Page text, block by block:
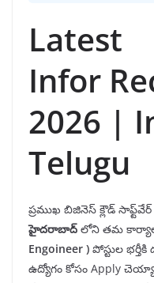
Latest
Infor
2026 |
Telugu
ప్రముఖ బిజినెస్ క్లౌడ్
హైదరాబాద్ లోని తమ
Engoineer ) పోస్టుల
ఉద్యోగం కోసం Apply